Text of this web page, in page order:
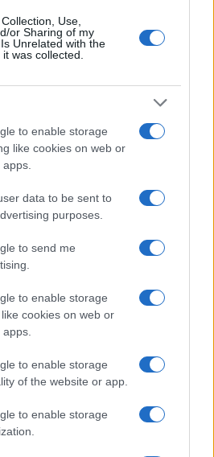
Use,
or Sharing of my
Unrelated with the
was collected.
to enable storage
like cookies on web or
data to be sent to
purposes.
to send me
to enable storage
cookies on web or
to enable storage
of the website or app.
to enable storage
la inspección técnica
y veteranos
sobre la ITV en…
están transformando
marcan la…